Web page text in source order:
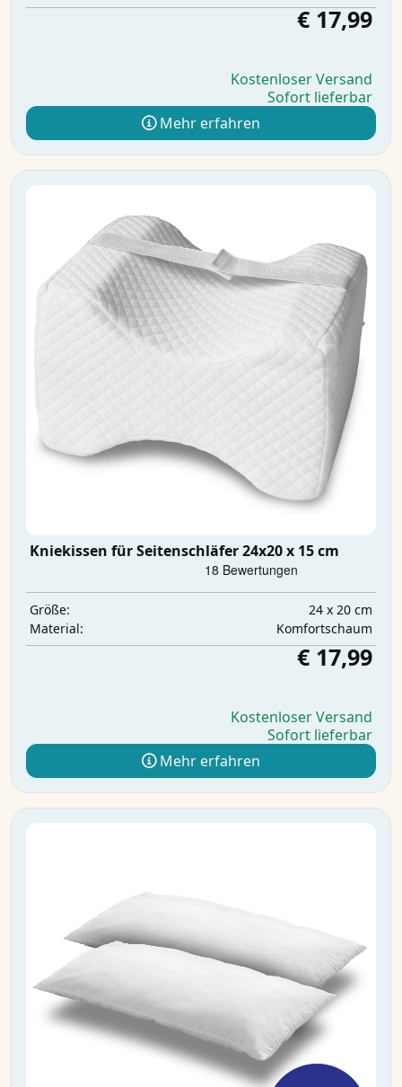
€ 17,99
Kostenloser Versand
Sofort lieferbar
Mehr erfahren
Kniekissen für Seitenschläfer 24x20 x 15 cm
Größe:
24 x 20 cm
Material:
Komfortschaum
€ 17,99
Kostenloser Versand
Sofort lieferbar
Mehr erfahren